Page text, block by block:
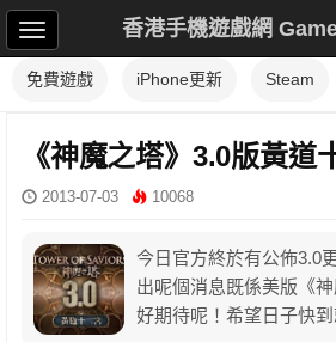
香港手機遊戲網
免費遊戲 iPhone更新 Steam
《神魔之塔》3.0版黃道
2013-07-03 10068
今日官方終於有公佈3.0
出呢個消息既係美版《
好期待呢！希望日子快到